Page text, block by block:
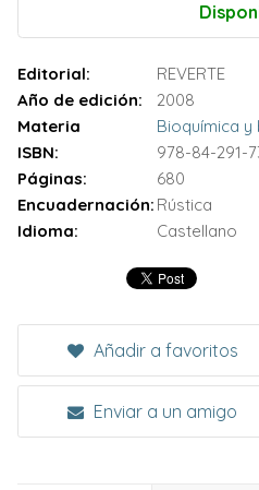
Editorial:
REVERTE
Año de edición:
2008
Materia
Bioquímica
ISBN:
978-84-291-
Páginas:
680
Encuadernación: Rústica
Idioma:
Castellano
Añadir a favoritos
Enviar a un amigo